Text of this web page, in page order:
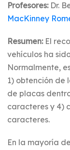
Profesores:Dr.
MacKinney
Resumen:El
vehículos ha
Normalmente,
1) obtención de
de placas
caracteres y 4)
caracteres.
En la mayoría